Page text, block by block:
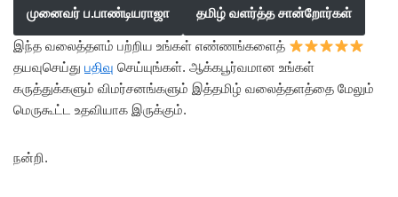
முனைவர் ப.பாண்டியராஜா தமிழ் வளர்த்த சான்றோர்கள்
இந்த வலைத்தளம் பற்றிய உங்கள் எண்ணங்களைத்
தயவுசெய்து பதிவு செய்யுங்கள். ஆக்கபூர்வமான உங்கள்
கருத்துக்களும் விமர்சனங்களும் இத்தமிழ் வலைத்தளத்தை மேலும்
மெருகூட்ட உதவியாக இருக்கும்.
நன்றி.